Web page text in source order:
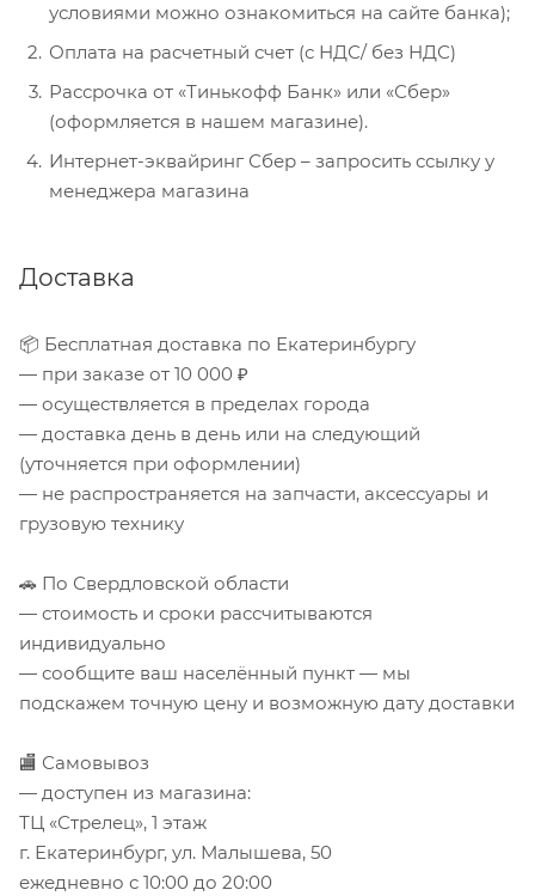
условиями можно ознакомиться на сайте банка);
Оплата на расчетный счет (с НДС/ без НДС)
Рассрочка от «Тинькофф Банк» или «Сбер»
(оформляется в нашем магазине).
Интернет-эквайринг Сбер – запросить ссылку у
менеджера магазина
Доставка
📦 Бесплатная доставка по Екатеринбургу
— при заказе от 10 000 ₽
— осуществляется в пределах города
— доставка день в день или на следующий
(уточняется при оформлении)
— не распространяется на запчасти, аксессуары и
грузовую технику
🚗 По Свердловской области
— стоимость и сроки рассчитываются
индивидуально
— сообщите ваш населённый пункт — мы
подскажем точную цену и возможную дату доставки
🏬 Самовывоз
— доступен из магазина:
ТЦ «Стрелец», 1 этаж
г. Екатеринбург, ул. Малышева, 50
ежедневно с 10:00 до 20:00